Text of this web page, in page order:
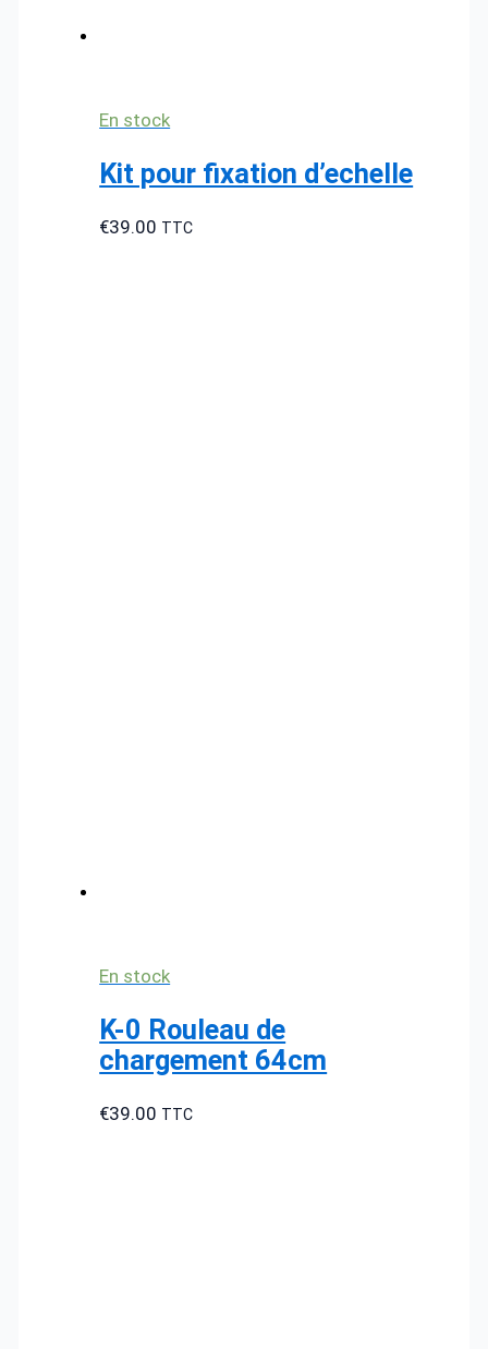
En stock
Kit pour fixation d’echelle
€39.00 TTC
En stock
K-0 Rouleau de
chargement 64cm
€39.00 TTC